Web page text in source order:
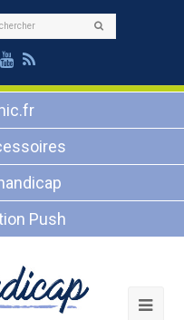
Youtube
RSS
Push